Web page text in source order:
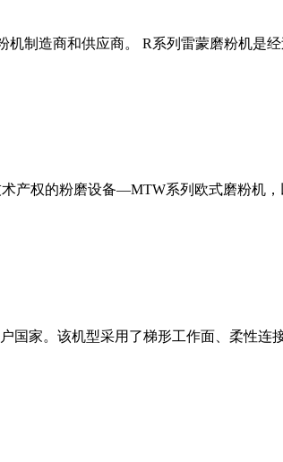
制造商和供应商。 R系列雷蒙磨粉机是
产权的粉磨设备—MTW系列欧式磨粉机
家。该机型采用了梯形工作面、柔性